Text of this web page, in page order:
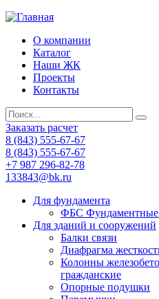
О компании
Каталог
Наши ЖК
Проекты
Контакты
Заказать расчет
8 (843) 555-67-67
8 (843) 555-67-67
+7 987 296-82-78
133843@bk.ru
Для фундамента
ФБС Фундаментные
Для зданий и сооружений
Балки связи
Диафрагма
Колонны
гражданские
Опорные подушки